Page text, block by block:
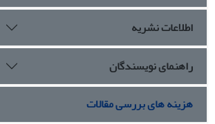
اطلاعات نشریه
راهنمای نویسندگان
هزینه های بررسی مقالات